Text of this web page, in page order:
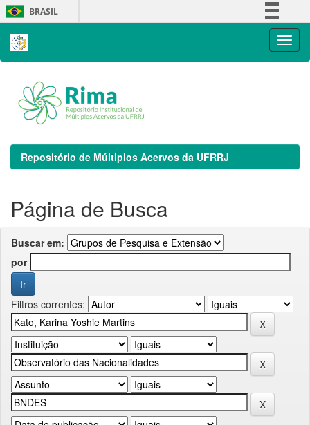
Skip
navigation
BRASIL
Repositório de Múltiplos Acervos da UFRRJ
Página de Busca
Buscar em:
por
Filtros correntes: